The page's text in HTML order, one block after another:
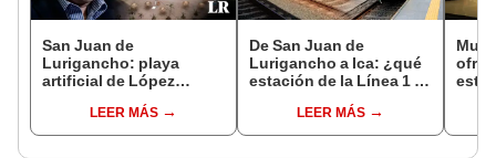
San Juan de
Lurigancho: playa
artificial de López
para bañistas
LEER MÁS
De San Juan de
Lurigancho a Ica: ¿qué
estación de la Línea 1 se
tren de cercanías?
LEER MÁS